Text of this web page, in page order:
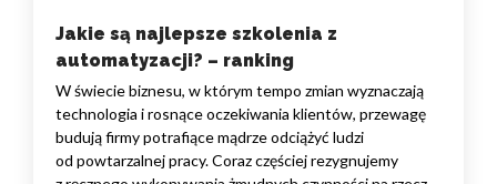
Jakie są najlepsze szkolenia z
automatyzacji? – ranking
W świecie biznesu, w którym tempo zmian wyznaczają
technologia i rosnące oczekiwania klientów, przewagę
budują firmy potrafiące mądrze odciążyć ludzi
od powtarzalnej pracy. Coraz częściej rezygnujemy